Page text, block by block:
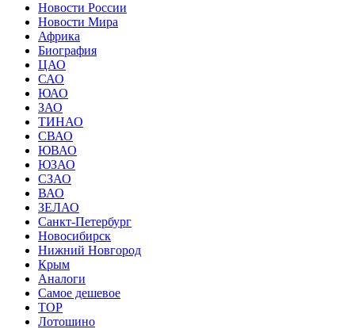
Новости России
Новости Мира
Африка
Биография
ЦАО
САО
ЮАО
ЗАО
ТИНАО
СВАО
ЮВАО
ЮЗАО
СЗАО
ВАО
ЗЕЛАО
Санкт-Петербург
Новосибирск
Нижний Новгород
Крым
Аналоги
Самое дешевое
TOP
Лотошино